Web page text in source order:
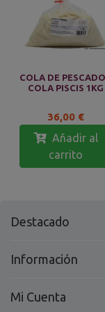
COLA DE
COLA PISCIS 1KG
36,00 €
Añadir al
carrito
Destacado
Información
Mi Cuenta